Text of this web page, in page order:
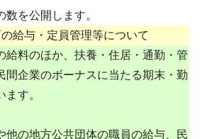
を公開します。
給与・定員管理等について
給料のほか、扶養・住居・通勤・管
間企業のボーナスに当たる期末・勤
す。
他の地方公共団体の職員の給与、民